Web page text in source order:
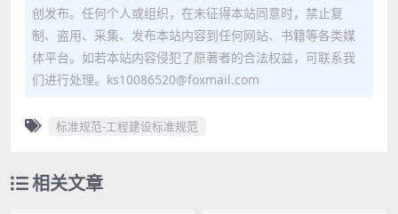
创发布。任何个人或组织，在未征得本站同意时，禁止复
制、盗用、采集、发布本站内容到任何网站、书籍等各类媒
体平台。如若本站内容侵犯了原著者的合法权益，可联系我
们进行处理。ks10086520@foxmail.com
标准规范-工程建设标准规范
相关文章